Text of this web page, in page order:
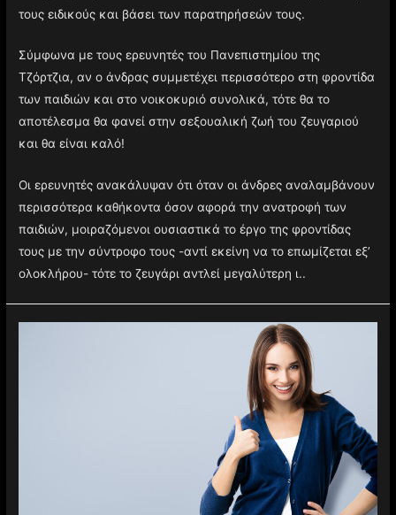
τους ειδικούς και βάσει των παρατηρήσεών τους.
Σύμφωνα με τους ερευνητές του Πανεπιστημίου της
Τζόρτζια, αν ο άνδρας συμμετέχει περισσότερο στη φροντίδα
των παιδιών και στο νοικοκυριό συνολικά, τότε θα το
αποτέλεσμα θα φανεί στην σεξουαλική ζωή του ζευγαριού
και θα είναι καλό!
Οι ερευνητές ανακάλυψαν ότι όταν οι άνδρες αναλαμβάνουν
περισσότερα καθήκοντα όσον αφορά την ανατροφή των
παιδιών, μοιραζόμενοι ουσιαστικά το έργο της φροντίδας
τους με την σύντροφο τους -αντί εκείνη να το επωμίζεται εξ’
ολοκλήρου- τότε το ζευγάρι αντλεί μεγαλύτερη ι..